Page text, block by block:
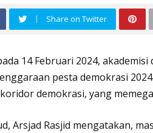
Share on Twitter
14 Februari 2024,
pesta demokrasi
demokrasi, yang
Arsjad Rasjid mengatakan,